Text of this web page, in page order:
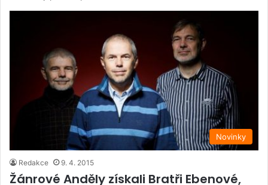
Novinky
Redakce 9. 4. 2015
Žánrové Anděly získali Bratři Ebenové,